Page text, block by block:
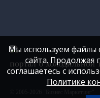
портал о холодильной
Мы используем файлы
сайта. Продолжая
соглашаетесь с
Политике